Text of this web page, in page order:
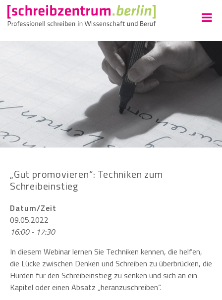
„Gut promovieren“: Techniken zum
Schreibeinstieg
Datum/Zeit
09.05.2022
16:00 - 17:30
In diesem Webinar lernen Sie Techniken kennen, die helfen,
die Lücke zwischen Denken und Schreiben zu überbrücken, die
Hürden für den Schreibeinstieg zu senken und sich an ein
Kapitel oder einen Absatz „heranzuschreiben“.